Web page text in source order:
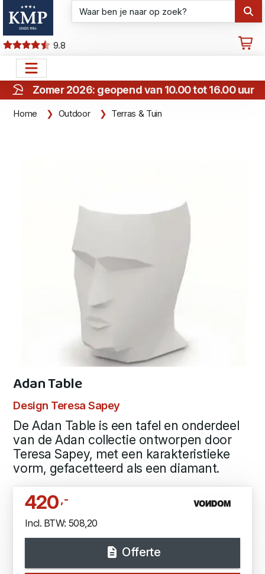
9.8
Zomer 2026: geopend van 10.00 tot 16.00 uur
Home Outdoor Terras & Tuin
Adan Table
Design Teresa Sapey
De Adan Table is een tafel en onderdeel
van de Adan collectie ontworpen door
Teresa Sapey, met een karakteristieke
vorm, gefacetteerd als een diamant.
420,-
Incl. BTW: 508,20
Offerte